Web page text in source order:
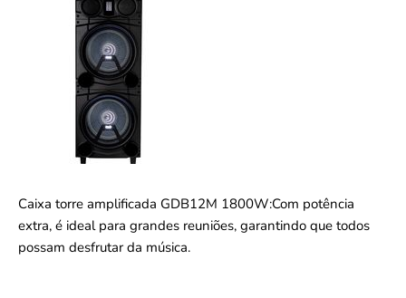
Caixa torre amplificada GDB12M 1800W:Com potência
extra, é ideal para grandes reuniões, garantindo que todos
possam desfrutar da música.